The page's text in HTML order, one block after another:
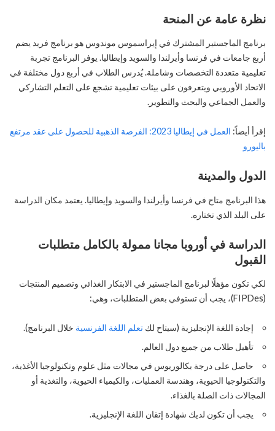
نظرة عامة عن المنحة
برنامج الماجستير المشترك في إيراسموس موندوس هو برنامج فريد يضم
أربع جامعات في فرنسا وأيرلندا والسويد وإيطاليا. يوفر البرنامج تجربة
تعليمية متعددة التخصصات وشاملة. يُدرس الطلاب في أربع دول مختلفة في
الاتحاد الأوروبي ويتعرفون على بيئات تعليمية تشجع على التعلم التشاركي
والعمل الجماعي والبحث والتطوير.
إقرأ أيضاً:
العمل في إيطاليا 2023: الفرصة الذهبية للحصول على عقد مرتفع
باليورو
الدول والمدينة
هذا البرنامج متاح في فرنسا وأيرلندا والسويد وإيطاليا. يعتمد مكان الدراسة
على البلد الذي تختاره.
الدراسة في أوروبا مجانا ممولة بالكامل متطلبات
القبول
لكي تكون مؤهلًا لبرنامج الماجستير في الابتكار الغذائي وتصميم المنتجات
(FIPDes)، يجب أن تستوفي بعض المتطلبات، وهي:
إجادة اللغة الإنجليزية (سيتاح لك تعلم اللغة الفرنسية خلال البرنامج).
تأهيل طلاب من جميع دول العالم.
حاصل على درجة بكالوريوس في مجالات مثل علوم وتكنولوجيا الأغذية،
والتكنولوجيا الحيوية، وهندسة العمليات، والكيمياء الحيوية، والتغذية أو
المجالات ذات الصلة بالغذاء.
يجب أن تكون لديك شهادة إتقان اللغة الإنجليزية.